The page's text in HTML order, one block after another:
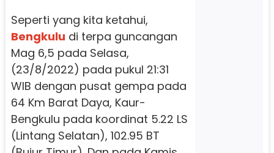
Seperti yang kita ketahui,
Bengkulu di terpa guncangan
Mag 6,5 pada Selasa,
(23/8/2022) pada pukul 21:31
WIB dengan pusat gempa pada
64 Km Barat Daya, Kaur-
Bengkulu pada koordinat 5.22 LS
(Lintang Selatan), 102.95 BT